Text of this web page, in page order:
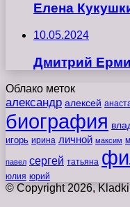
Елена
10.05.2024
Дмитрий
Облако меток
александр алексей
биография
игорь ирина личной максим
павел сергей татьяна
юлия юрий
© Copyright 2026,